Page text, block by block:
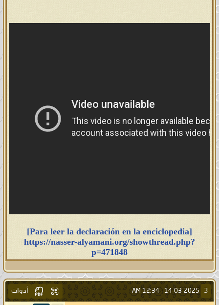
[Para leer la declaración en la enciclopedia]
https://nasser-alyamani.org/showthread.php?
p=471848
3
14-03-2025 -
12:34 AM أدوات